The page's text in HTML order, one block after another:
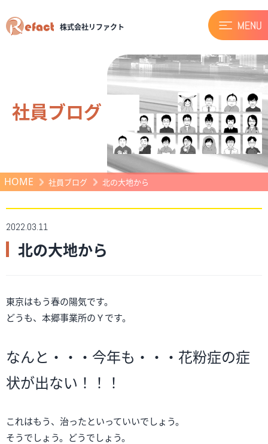
株式会社リファクト
社員ブログ
HOME 社員ブログ 北の大地から
2022.03.11
北の大地から
東京はもう春の陽気です。
どうも、本郷事業所のＹです。
なんと・・・今年も・・・花粉症の症
状が出ない！！！
これはもう、治ったといっていいでしょう。
そうでしょう。どうでしょう。